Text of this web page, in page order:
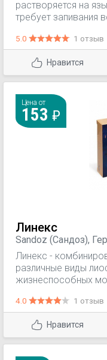
растворяется на
требует запивания
с первого
таблеток от
прохождения
помогает
5.0 1 отзыв
Нравится
Цена от
153
Линекс
Sandoz (Сандоз),
Словения
Линекс -
различные виды
жизнеспособных
частью нормальной
поддерживают и
равновесие
4.0 1 отзыв
Нравится